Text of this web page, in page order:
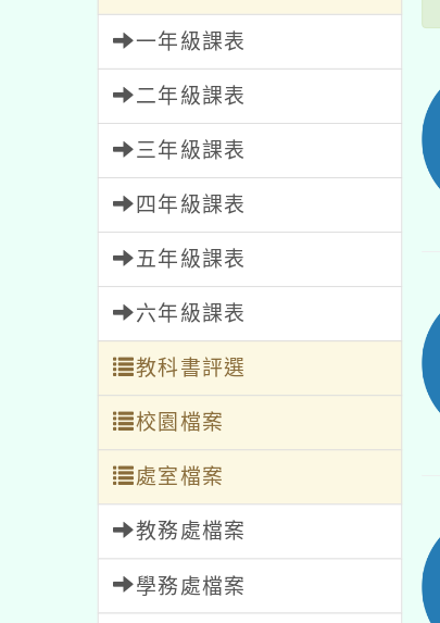
一年級課表
二年級課表
三年級課表
四年級課表
五年級課表
六年級課表
教科書評選
校園檔案
處室檔案
教務處檔案
學務處檔案